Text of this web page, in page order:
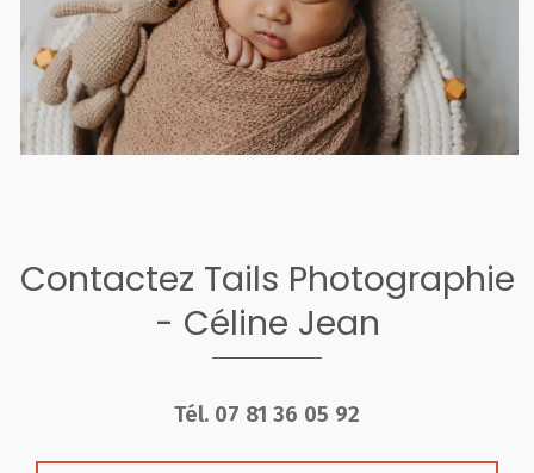
Contactez Tails Photographie
- Céline Jean
Tél. 07 81 36 05 92